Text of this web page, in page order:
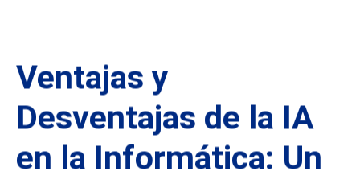
Ventajas y
Desventajas de la IA
en la Informática: Un